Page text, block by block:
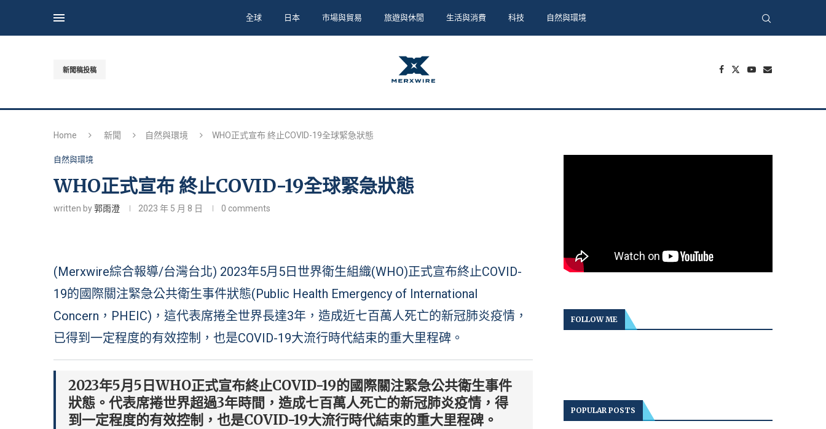
全球 日本 市場與貿易 旅遊與休閒 生活與消費 科技 自然與環境
新聞稿投稿
Home 新聞 自然與環境 WHO正式宣布 終止COVID-19全球緊急狀態
自然與環境
WHO正式宣布 終止COVID-19全球緊急狀態
written by郭雨澄 2023 年 5 月 8 日 0 comments
(Merxwire綜合報導/台灣台北) 2023年5月5日世界衛生組織(WHO)正式宣布終止COVID-
19的國際關注緊急公共衛生事件狀態(Public Health Emergency of International
Concern，PHEIC)，這代表席捲全世界長達3年，造成近七百萬人死亡的新冠肺炎疫情，
已得到一定程度的有效控制，也是COVID-19大流行時代結束的重大里程碑。
2023年5月5日WHO正式宣布終止COVID-19的國際關注緊急公共衛生事件
狀態。代表席捲世界超過3年時間，造成七百萬人死亡的新冠肺炎疫情，得
到一定程度的有效控制，也是COVID-19大流行時代結束的重大里程碑。
FOLLOW ME
POPULAR POSTS